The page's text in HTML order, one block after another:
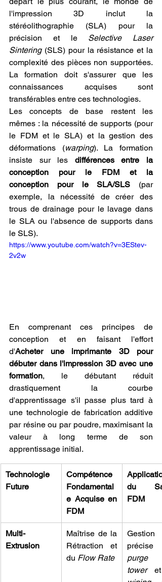
l'impression 3D inclut la
stéréolithographie (SLA) pour la
précision et le Selective Laser
Sintering (SLS) pour la résistance et la
complexité des pièces non supportées.
La formation doit s'assurer que les
connaissances acquises sont
transférables entre ces technologies.
Les concepts de base restent les
mêmes : la nécessité de supports (pour
le FDM et le SLA) et la gestion des
déformations (warping). La formation
insiste sur les différences entre la
conception pour le FDM et la
conception pour le SLA/SLS (par
exemple, la nécessité de créer des
trous de drainage pour le lavage dans
le SLA ou l'absence de supports dans
le SLS).
https://www.youtube.com/watch?v=3EStev-
2v2w
En comprenant ces principes de
conception et en faisant l'effort
d'Acheter une imprimante 3D pour
débuter dans l'impression 3D avec une
formation, le débutant réduit
drastiquement la courbe
d'apprentissage s'il passe plus tard à
une technologie de fabrication additive
par résine ou par poudre, maximisant la
valeur à long terme de son
apprentissage initial.
Technologie
Future
Compétence
Fondamental
e Acquise en
FDM
du
FDM
Multi-
Extrusion
Maîtrise de la
Rétraction et
du Flow Rate
Gestion
purge
tower